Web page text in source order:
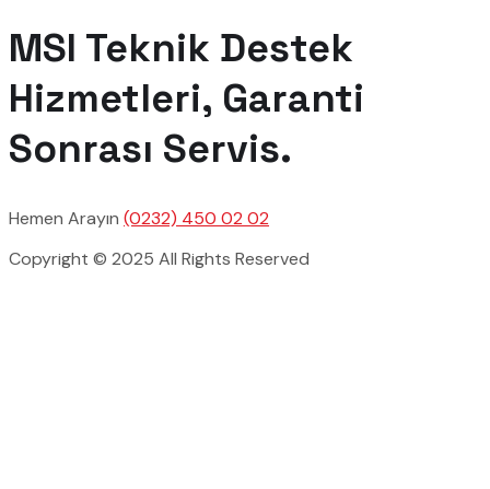
MSI Teknik Destek
Hizmetleri, Garanti
Sonrası Servis.
Hemen Arayın (0232) 450 02 02
Copyright © 2025 All Rights Reserved